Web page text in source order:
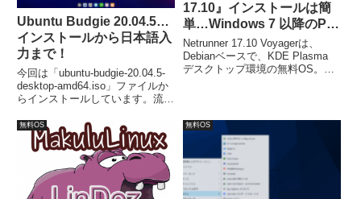
Ubuntu Budgie 20.04.5…
インストールから日本語入
力まで！
今回は「ubuntu-budgie-20.04.5-
desktop-amd64.iso」ファイルか
らインストールしています。流れ
ンストールが完了し、日本語入力
も再起動が済んだ段階で可能でし
た。
17.10』インストールは簡
単…Windows 7 以降のPC
ならOK！
Netrunner 17.10 Voyagerは、
Debianベースで、KDE Plasma
デスクトップ環境の無料OS。
れます。ただし、日本語入力設定
は別途必要です。
無料OS 無料OS